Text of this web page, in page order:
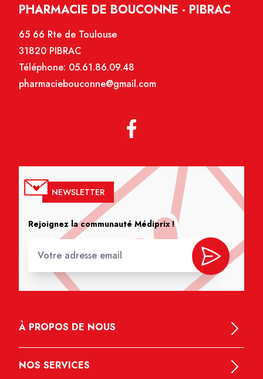
PHARMACIE DE BOUCONNE - PIBRAC
65 66 Rte de Toulouse
31820 PIBRAC
Téléphone: 05.61.86.09.48
pharmaciebouconne@gmail.com
NEWSLETTER
Rejoignez la communauté Médiprix !
À PROPOS DE NOUS
NOS SERVICES